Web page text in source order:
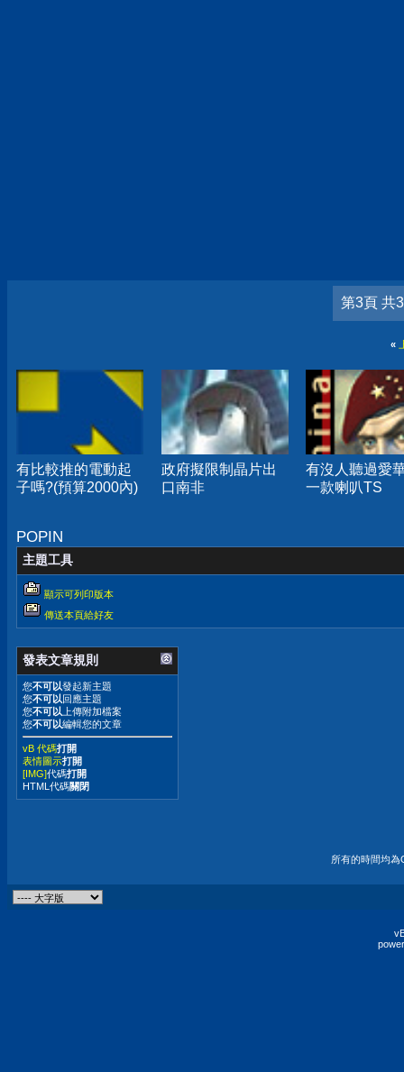
第3頁 共
«
有比較推的電動起
子嗎?(預算2000內)
政府擬限制晶片出
口南非
有沒人聽過愛
一款喇叭TS
POPIN
主題工具
顯示可列印版本
傳送本頁給好友
發表文章規則
您不可以發起新主題
您不可以回應主題
您不可以 上傳附加檔案
您不可以編輯您的文章
vB 代碼打開
表情圖示打開
[IMG]代碼打開
HTML代碼關閉
所有的時間均為